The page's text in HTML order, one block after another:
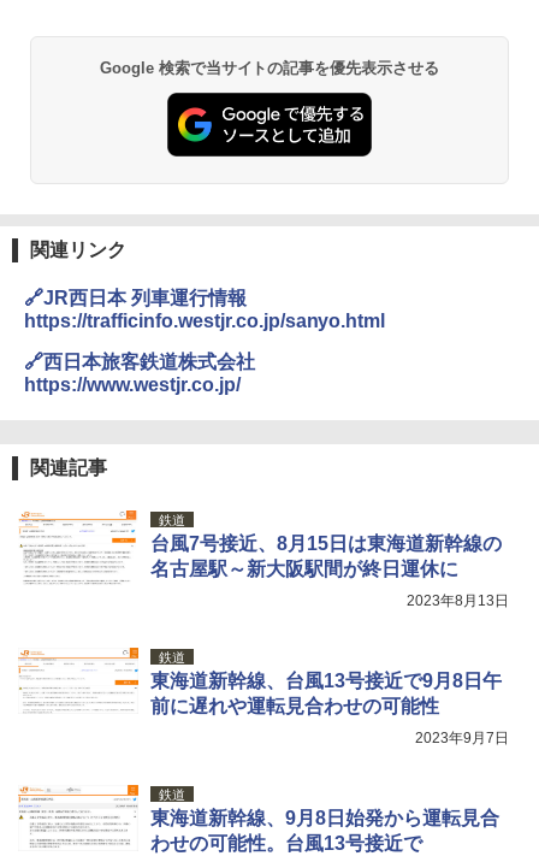
Google 検索で当サイトの記事を優先表示させる
関連リンク
🔗JR西日本 列車運行情報
https://trafficinfo.westjr.co.jp/sanyo.html
🔗西日本旅客鉄道株式会社
https://www.westjr.co.jp/
関連記事
鉄道
台風7号接近、8月15日は東海道新幹線の
名古屋駅～新大阪駅間が終日運休に
2023年8月13日
鉄道
東海道新幹線、台風13号接近で9月8日午
前に遅れや運転見合わせの可能性
2023年9月7日
鉄道
東海道新幹線、9月8日始発から運転見合
わせの可能性。台風13号接近で